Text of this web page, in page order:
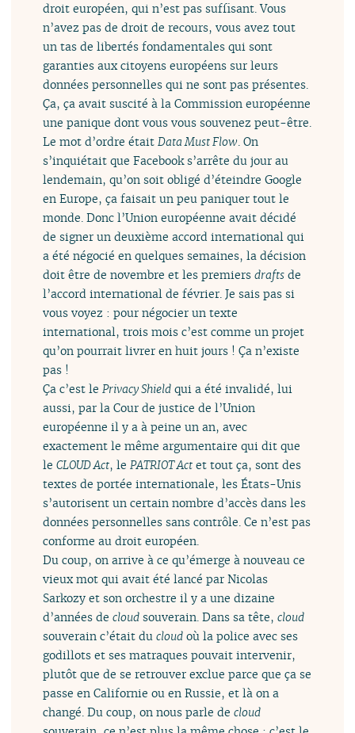
droit européen, qui n’est pas suffisant. Vous
n’avez pas de droit de recours, vous avez tout
un tas de libertés fondamentales qui sont
garanties aux citoyens européens sur leurs
données personnelles qui ne sont pas présentes.
Ça, ça avait suscité à la Commission européenne
une panique dont vous vous souvenez peut-être.
Le mot d’ordre étaitData Must Flow. On
s’inquiétait que Facebook s’arrête du jour au
lendemain, qu’on soit obligé d’éteindre Google
en Europe, ça faisait un peu paniquer tout le
monde. Donc l’Union européenne avait décidé
de signer un deuxième accord international qui
a été négocié en quelques semaines, la décision
doit être de novembre et les premiersdrafts de
l’accord international de février. Je sais pas si
vous voyez : pour négocier un texte
international, trois mois c’est comme un projet
qu’on pourrait livrer en huit jours ! Ça n’existe
pas !
Ça c’est lePrivacy Shield qui a été invalidé, lui
aussi, par la Cour de justice de l’Union
européenne il y a à peine un an, avec
exactement le même argumentaire qui dit que
leCLOUD Act, lePATRIOT Act et tout ça, sont des
textes de portée internationale, les États-Unis
s’autorisent un certain nombre d’accès dans les
données personnelles sans contrôle. Ce n’est pas
conforme au droit européen.
Du coup, on arrive à ce qu’émerge à nouveau ce
vieux mot qui avait été lancé par Nicolas
Sarkozy et son orchestre il y a une dizaine
d’années decloud souverain. Dans sa tête,cloud
souverain c’était ducloud où la police avec ses
godillots et ses matraques pouvait intervenir,
plutôt que de se retrouver exclue parce que ça se
passe en Californie ou en Russie, et là on a
changé. Du coup, on nous parle decloud